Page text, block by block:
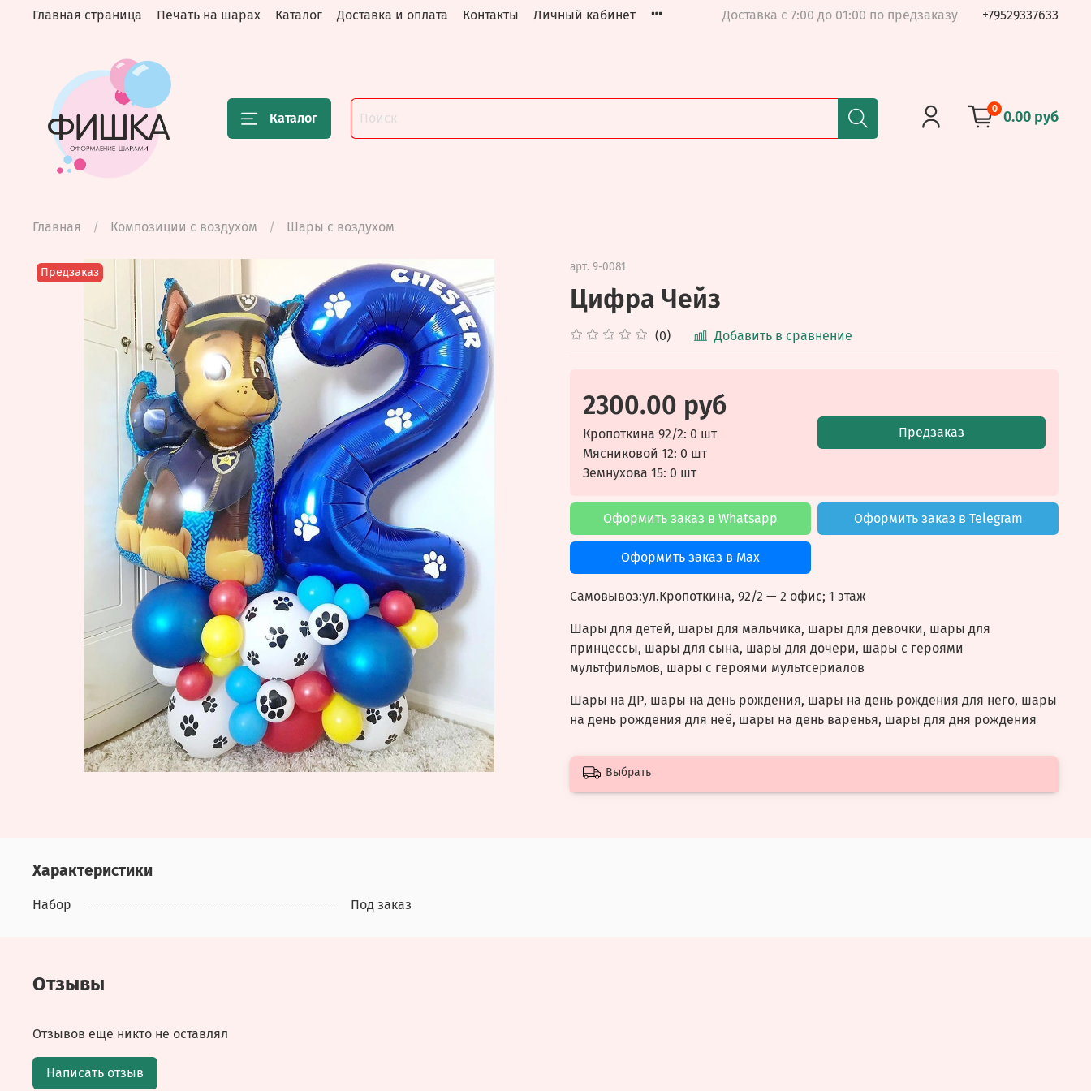
Главная страница Печать на шарах Каталог Доставка и оплата Контакты Личный кабинет Доставка с 7:00 до 01:00 по предзаказу +79529337633
Каталог
0 0.00 руб
Главная Композиции с воздухом Шары с воздухом
Предзаказ арт. 9-0081
Цифра Чейз
(0) Добавить в сравнение
2300.00 руб
Кропоткина 92/2: 0 шт
Мясниковой 12: 0 шт
Земнухова 15: 0 шт
Предзаказ
Оформить заказ в Whatsapp Оформить заказ в Telegram
Оформить заказ в Max
Самовывоз:ул.Кропоткина, 92/2 — 2 офис; 1 этаж
Шары для детей, шары для мальчика, шары для девочки, шары для
принцессы, шары для сына, шары для дочери, шары с героями
мультфильмов, шары с героями мультсериалов
Шары на ДР, шары на день рождения, шары на день рождения для него, шары
на день рождения для неё, шары на день варенья, шары для дня рождения
Выбрать
Характеристики
Набор Под заказ
Отзывы
Отзывов еще никто не оставлял
Написать отзыв